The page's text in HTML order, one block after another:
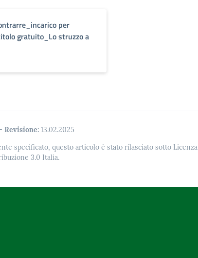
per
gratuito_Lo struzzo a
- Revisione: 13.02.2025
specificato, questo articolo è stato rilasciato sotto Licenza
3.0 Italia.